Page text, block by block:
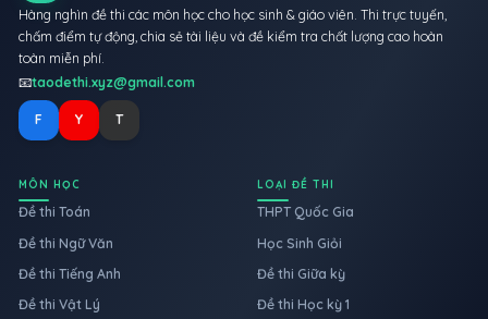
Hàng nghìn đề thi các môn học cho học sinh & giáo viên. Thi trực tuyến,
chấm điểm tự động, chia sẻ tài liệu và đề kiểm tra chất lượng cao hoàn
toàn miễn phí.
📧taodethi.xyz@gmail.com
F Y T
MÔN HỌC
Đề thi Toán
Đề thi Ngữ Văn
Đề thi Tiếng Anh
Đề thi Vật Lý
LOẠI ĐỀ THI
THPT Quốc Gia
Học Sinh Giỏi
Đề thi Giữa kỳ
Đề thi Học kỳ 1